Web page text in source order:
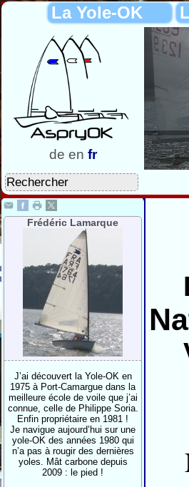
La Yole-OK
de en fr
Frédéric Lamarque
J’ai découvert la Yole-OK en
1975 à Port-Camargue dans la
meilleure école de voile que j’ai
connue, celle de Philippe Soria.
Enfin propriétaire en 1981 !
Je navigue aujourd’hui sur une
yole-OK des années 1980 qui
n’a pas à rougir des dernières
yoles. Mât carbone depuis
2009 : le pied !